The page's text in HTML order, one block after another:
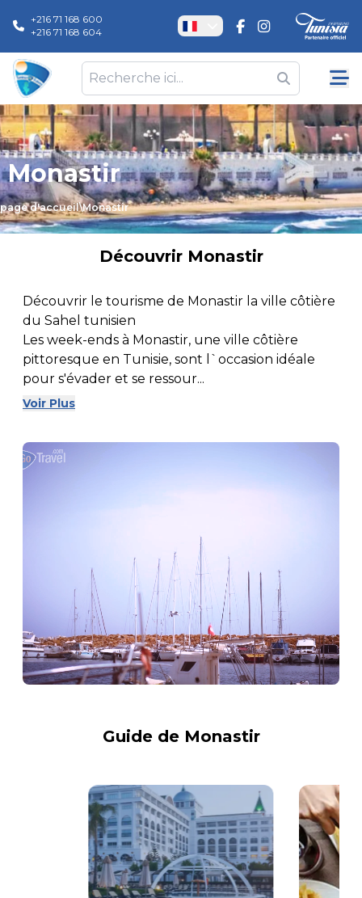
+216 71 168 600
+216 71 168 604
Monastir
page d'accueil\Monastir
Découvrir Monastir
Découvrir le tourisme de Monastir la ville côtière
du Sahel tunisien
Les week-ends à Monastir, une ville côtière
pittoresque en Tunisie, sont l`occasion idéale
pour s'évader et se ressour...
Voir Plus
Guide de Monastir